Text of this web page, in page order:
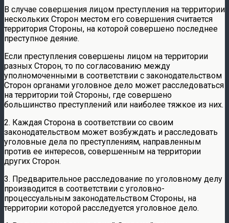
В случае совершения лицом преступления на территории
нескольких Сторон местом его совершения считается
территория Стороны, на которой совершено последнее
преступное деяние.
Если преступления совершены лицом на территории
разных Сторон, то по согласованию между
уполномоченными в соответствии с законодательством
Сторон органами уголовное дело может расследоваться
на территории той Стороны, где совершено
большинство преступлений или наиболее тяжкое из них.
2. Каждая Сторона в соответствии со своим
законодательством может возбуждать и расследовать
уголовные дела по преступлениям, направленным
против ее интересов, совершенным на территории
других Сторон.
3. Предварительное расследование по уголовному делу
производится в соответствии с уголовно-
процессуальным законодательством Стороны, на
территории которой расследуется уголовное дело.